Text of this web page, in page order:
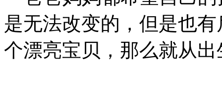
是无法改变的，但是也
个漂亮宝贝，那么就从